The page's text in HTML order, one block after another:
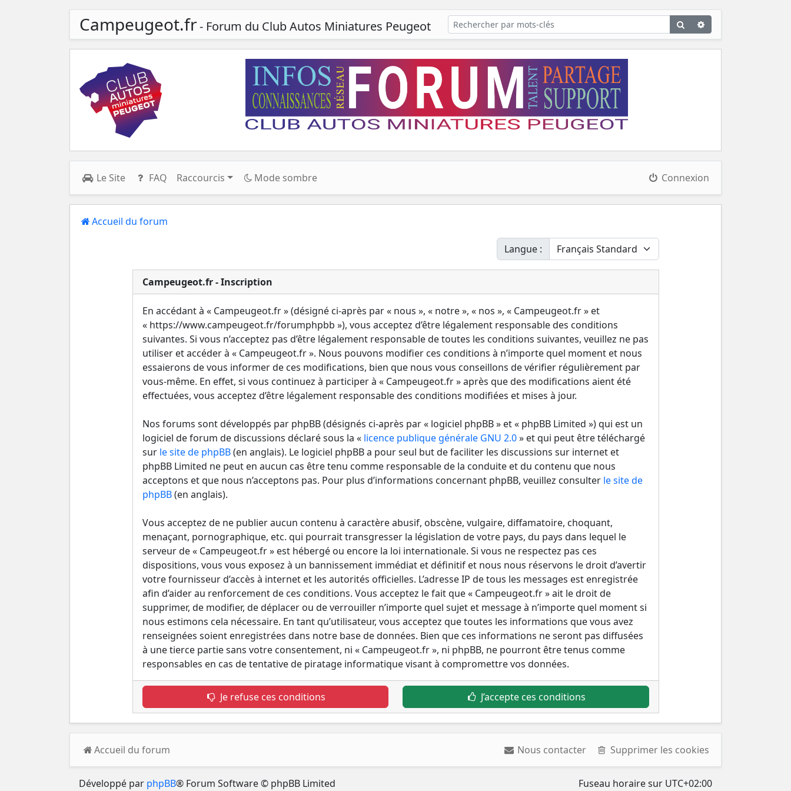
Campeugeot.fr- Forum du Club Autos Miniatures Peugeot Rechercher
avancée
Le Site FAQ Raccourcis Mode sombre Connexion
Accueil du forum
Langue :
Campeugeot.fr - Inscription
En accédant à « Campeugeot.fr » (désigné ci-après par « nous », « notre », « nos », « Campeugeot.fr » et
« https://www.campeugeot.fr/forumphpbb »), vous acceptez d’être légalement responsable des conditions
suivantes. Si vous n’acceptez pas d’être légalement responsable de toutes les conditions suivantes, veuillez ne pas
utiliser et accéder à « Campeugeot.fr ». Nous pouvons modifier ces conditions à n’importe quel moment et nous
essaierons de vous informer de ces modifications, bien que nous vous conseillons de vérifier régulièrement par
vous-même. En effet, si vous continuez à participer à « Campeugeot.fr » après que des modifications aient été
effectuées, vous acceptez d’être légalement responsable des conditions modifiées et mises à jour.
Nos forums sont développés par phpBB (désignés ci-après par « logiciel phpBB » et « phpBB Limited ») qui est un
logiciel de forum de discussions déclaré sous la « licence publique générale GNU 2.0» et qui peut être téléchargé
sur le site de phpBB(en anglais). Le logiciel phpBB a pour seul but de faciliter les discussions sur internet et
phpBB Limited ne peut en aucun cas être tenu comme responsable de la conduite et du contenu que nous
acceptons et que nous n’acceptons pas. Pour plus d’informations concernant phpBB, veuillez consulter le site de
phpBB(en anglais).
Vous acceptez de ne publier aucun contenu à caractère abusif, obscène, vulgaire, diffamatoire, choquant,
menaçant, pornographique, etc. qui pourrait transgresser la législation de votre pays, du pays dans lequel le
serveur de « Campeugeot.fr » est hébergé ou encore la loi internationale. Si vous ne respectez pas ces
dispositions, vous vous exposez à un bannissement immédiat et définitif et nous nous réservons le droit d’avertir
votre fournisseur d’accès à internet et les autorités officielles. L’adresse IP de tous les messages est enregistrée
afin d’aider au renforcement de ces conditions. Vous acceptez le fait que « Campeugeot.fr » ait le droit de
supprimer, de modifier, de déplacer ou de verrouiller n’importe quel sujet et message à n’importe quel moment si
nous estimons cela nécessaire. En tant qu’utilisateur, vous acceptez que toutes les informations que vous avez
renseignées soient enregistrées dans notre base de données. Bien que ces informations ne seront pas diffusées
à une tierce partie sans votre consentement, ni « Campeugeot.fr », ni phpBB, ne pourront être tenus comme
responsables en cas de tentative de piratage informatique visant à compromettre vos données.
Je refuse ces conditions J’accepte ces conditions
Accueil du forum Nous contacter Supprimer les cookies
Développé par phpBB® Forum Software © phpBB Limited Fuseau horaire sur UTC+02:00